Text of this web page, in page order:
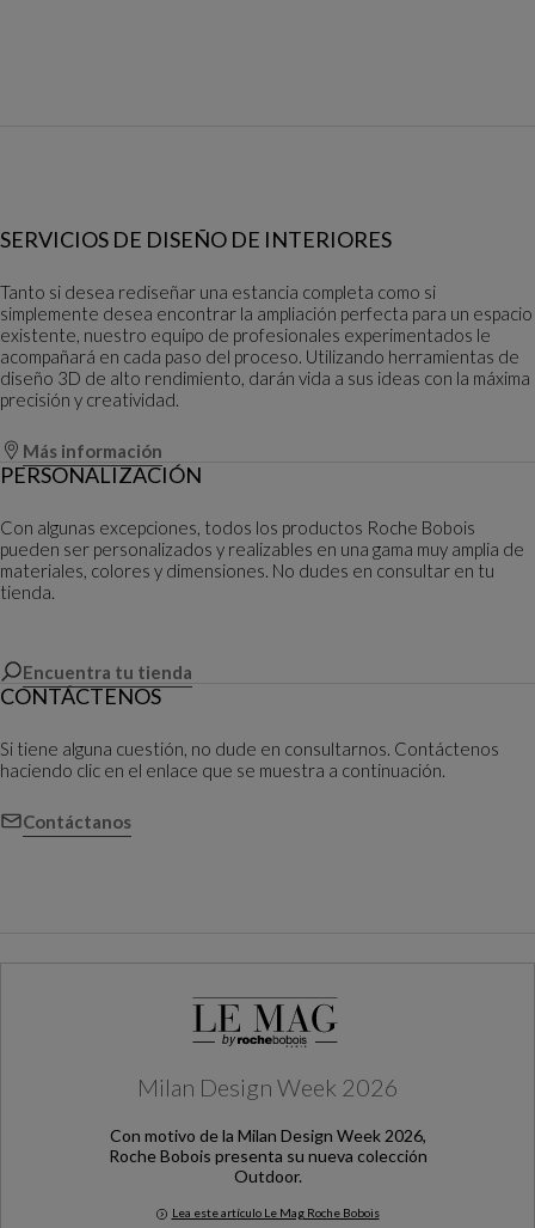
SERVICIOS DE DISEÑO DE INTERIORES
Tanto si desea rediseñar una estancia completa como si
simplemente desea encontrar la ampliación perfecta para un espacio
existente, nuestro equipo de profesionales experimentados le
acompañará en cada paso del proceso. Utilizando herramientas de
diseño 3D de alto rendimiento, darán vida a sus ideas con la máxima
precisión y creatividad.
Más información
PERSONALIZACIÓN
Con algunas excepciones, todos los productos Roche Bobois
pueden ser personalizados y realizables en una gama muy amplia de
materiales, colores y dimensiones. No dudes en consultar en tu
tienda.
Encuentra tu tienda
CONTÁCTENOS
Si tiene alguna cuestión, no dude en consultarnos. Contáctenos
haciendo clic en el enlace que se muestra a continuación.
Contáctanos
Milan Design Week 2026
Con motivo de la Milan Design Week 2026,
Roche Bobois presenta su nueva colección
Outdoor.
Lea este artículo Le Mag Roche Bobois
Milan Design Week 2026